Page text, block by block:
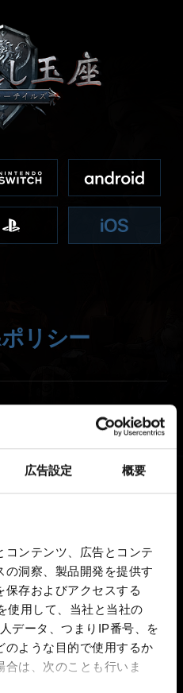
広告設定 概要
ンテンツ、広告とコンテ
の洞察、製品開発を提供す
保存およびアクセスする
使用して、当社と当社の
データ、つまりIP番号、を
のような目的で使用するか
合は、次のことも行いま
ポリシー
チャーテイルズ』のサ
で受け取る方法